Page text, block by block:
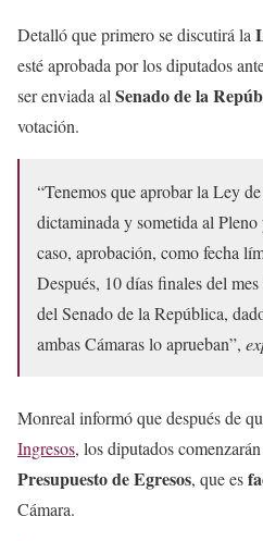
Detalló que primero se discutirá la
esté aprobada por los diputados
ser enviada al Senado de la
votación.
“Tenemos que aprobar la Ley
dictaminada y sometida al
caso, aprobación, como fecha
Después, 10 días finales del
del Senado de la República,
ambas Cámaras lo aprueban”,
Monreal informó que después de
Ingresos, los diputados
Presupuesto de Egresos, que es
Cámara.